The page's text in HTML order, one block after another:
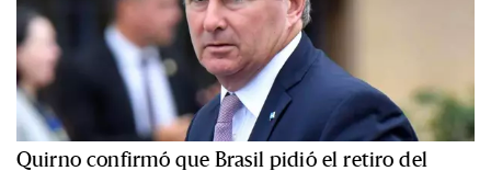
Quirno confirmó que Brasil pidió el retiro del